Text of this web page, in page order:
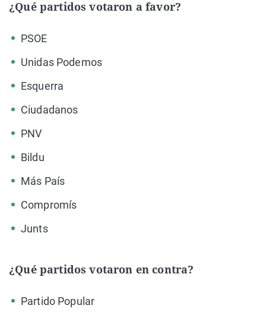
¿Qué partidos votaron a favor?
PSOE
Unidas Podemos
Esquerra
Ciudadanos
PNV
Bildu
Más País
Compromís
Junts
¿Qué partidos votaron en contra?
Partido Popular